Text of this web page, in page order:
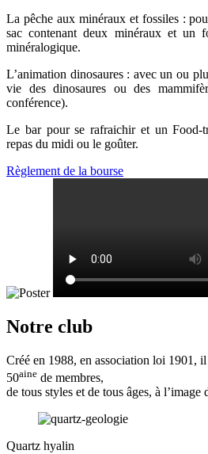
La pêche aux minéraux et fossiles :
sac contenant deux minéraux et un
minéralogique.
L’animation dinosaures : avec un ou
vie des dinosaures ou des
conférence).
Le bar pour se rafraichir et un
repas du midi ou le goûter.
Règlement de la bourse
Notre club
Créé en 1988, en association loi 1901,
50aine de membres,
de tous styles et de tous âges, à l’image
Quartz hyalin